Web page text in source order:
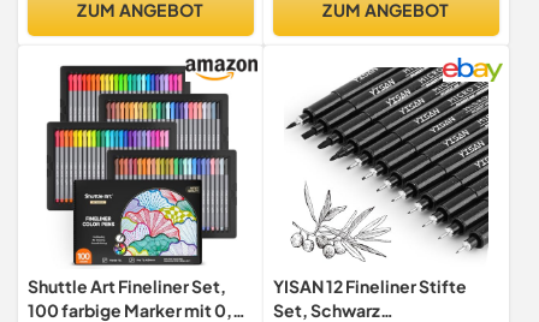
ZUM ANGEBOT ZUM ANGEBOT
Shuttle Art Fineliner Set,
100 farbige Marker mit 0,4
YISAN 12 Fineliner Stifte
Set, Schwarz